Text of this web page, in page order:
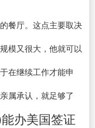
餐厅。这点主要取决
模又很大，他就可以
在继续工作才能申
属承认，就足够了
办美国签证